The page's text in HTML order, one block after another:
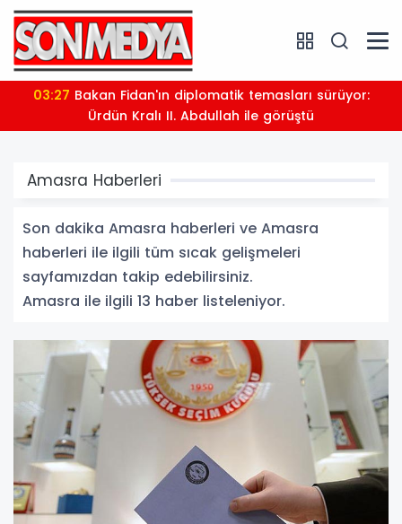
03:27
Ürdün Kralı II. Abdullah ile görüştü
Amasra Haberleri
Son dakika Amasra haberleri ve Amasra
haberleri ile ilgili tüm sıcak gelişmeleri
sayfamızdan takip edebilirsiniz.
Amasra ile ilgili 13 haber listeleniyor.